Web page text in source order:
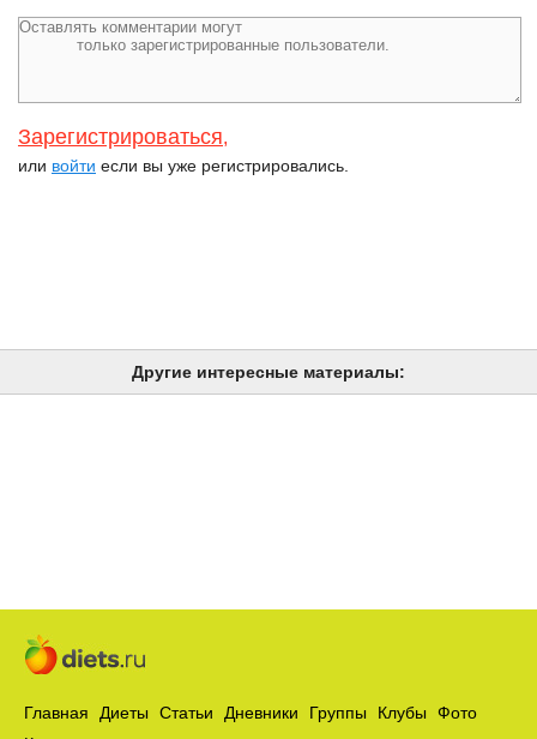
Зарегистрироваться,
или войти если вы уже регистрировались.
Другие интересные материалы:
Главная Диеты Статьи Дневники Группы Клубы
Фото